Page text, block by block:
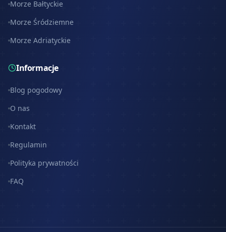
Morze Bałtyckie
Morze Śródziemne
Morze Adriatyckie
Informacje
Blog pogodowy
O nas
Kontakt
Regulamin
Polityka prywatności
FAQ